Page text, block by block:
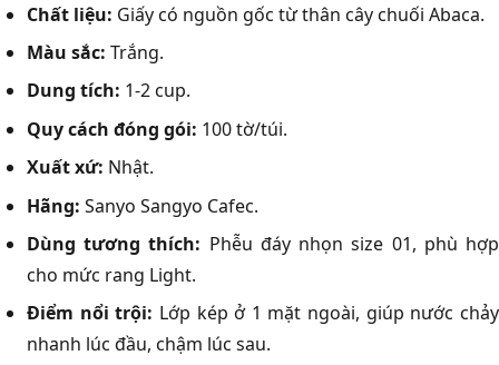
Chất liệu: Giấy có nguồn gốc từ thân cây chuối Abaca.
Màu sắc: Trắng.
Dung tích: 1-2 cup.
Quy cách đóng gói: 100 tờ/túi.
Xuất xứ: Nhật.
Hãng: Sanyo Sangyo Cafec.
Dùng tương thích: Phễu đáy nhọn size 01, phù hợp
cho mức rang Light.
Điểm nổi trội: Lớp kép ở 1 mặt ngoài, giúp nước chảy
nhanh lúc đầu, chậm lúc sau.